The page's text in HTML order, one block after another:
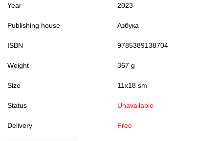
Year 2023
Publishing house Азбука
ISBN 9785389138704
Weight 367 g
Size 11х18 sm
Status Unavailable
Delivery Free